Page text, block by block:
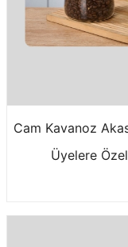
Üyelere Özel